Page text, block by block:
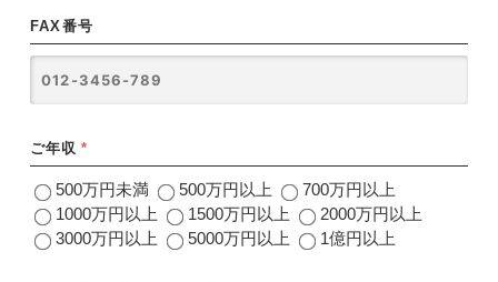
FAX番号
ご年収 *
500万円未満 500万円以上
700万円以上
1000万円以上
1500万円以上
2000万円以上
3000万円以上
5000万円以上 1億円以上